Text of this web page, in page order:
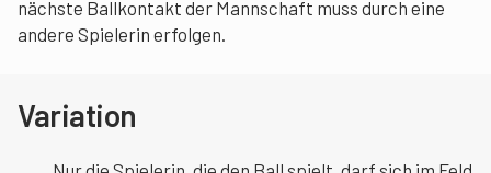
nächste Ballkontakt der Mannschaft muss durch eine
andere Spielerin erfolgen.
Variation